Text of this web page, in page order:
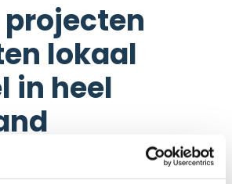
projecten
lokaal
in heel